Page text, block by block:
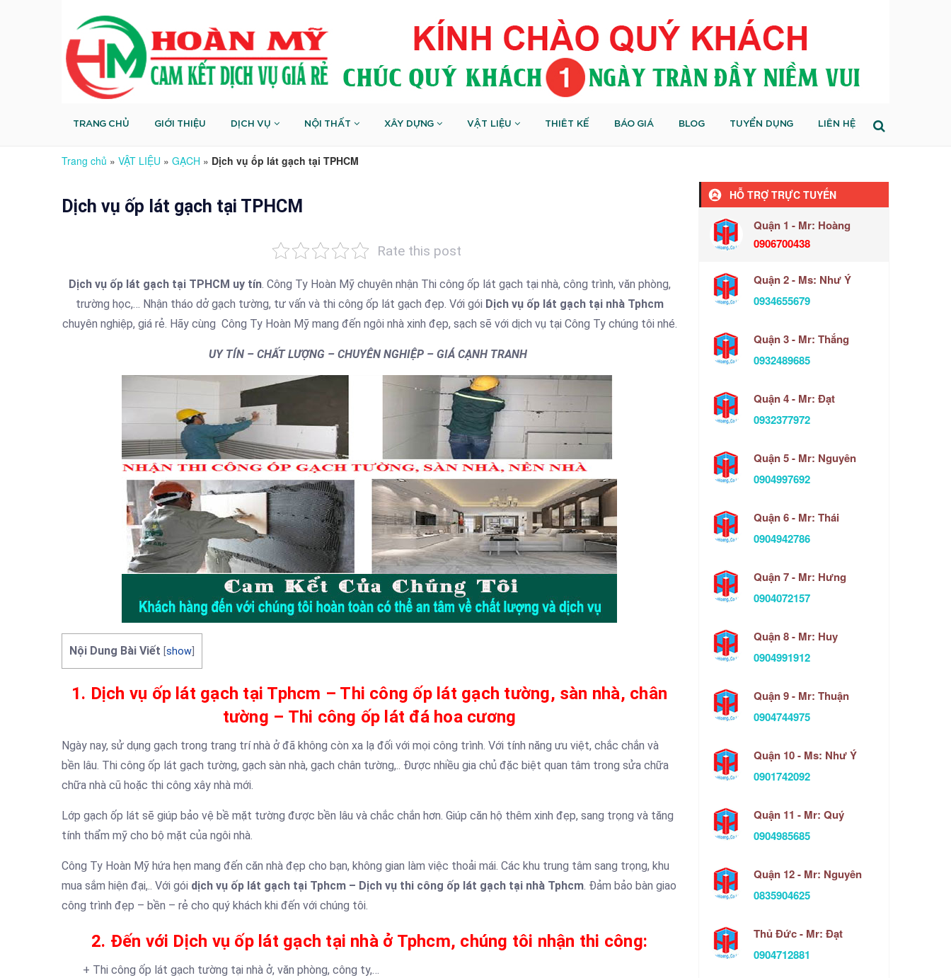
TRANG CHỦ GIỚI THIỆU DỊCH VỤ NỘI THẤT XÂY DỰNG VẬT LIỆU THIÊT KẾ BÁO GIÁ BLOG TUYỂN DỤNG LIÊN HỆ
Trang chủ » VẬT LIỆU » GẠCH » Dịch vụ ốp lát gạch tại TPHCM
Dịch vụ ốp lát gạch tại TPHCM
Rate this post
Dịch vụ ốp lát gạch tại TPHCM uy tín. Công Ty Hoàn Mỹ chuyên nhận Thi công ốp lát gạch tại nhà, công trình, văn phòng,
trường học,… Nhận tháo dở gạch tường, tư vấn và thi công ốp lát gạch đẹp. Với gói Dịch vụ ốp lát gạch tại nhà Tphcm
chuyên nghiệp, giá rẻ. Hãy cùng Công Ty Hoàn Mỹ mang đến ngôi nhà xinh đẹp, sạch sẽ với dịch vụ tại Công Ty chúng tôi nhé.
UY TÍN – CHẤT LƯỢNG – CHUYÊN NGHIỆP – GIÁ CẠNH TRANH
Nội Dung Bài Viết show
1. Dịch vụ ốp lát gạch tại Tphcm – Thi công ốp lát gạch tường, sàn nhà, chân
tường – Thi công ốp lát đá hoa cương
Ngày nay, sử dụng gạch trong trang trí nhà ở đã không còn xa lạ đối với mọi công trình. Với tính năng ưu việt, chắc chắn và
bền lâu. Thi công ốp lát gạch tường, gạch sàn nhà, gạch chân tường,.. Được nhiều gia chủ đặc biệt quan tâm trong sửa chữa
chữa nhà cũ hoặc thi công xây nhà mới.
Lớp gạch ốp lát sẽ giúp bảo vệ bề mặt tường được bền lâu và chắc chắn hơn. Giúp căn hộ thêm xinh đẹp, sang trọng và tăng
tính thẩm mỹ cho bộ mặt của ngôi nhà.
Công Ty Hoàn Mỹ hứa hẹn mang đến căn nhà đẹp cho bạn, không gian làm việc thoải mái. Các khu trung tâm sang trọng, khu
mua sắm hiện đại,.. Với gói dịch vụ ốp lát gạch tại Tphcm – Dịch vụ thi công ốp lát gạch tại nhà Tphcm. Đảm bảo bàn giao
công trình đẹp – bền – rẻ cho quý khách khi đến với chúng tôi.
2. Đến với Dịch vụ ốp lát gạch tại nhà ở Tphcm, chúng tôi nhận thi công:
+ Thi công ốp lát gạch tường tại nhà ở, văn phòng, công ty,…
HỖ TRỢ TRỰC TUYẾN
Quận 1 - Mr: Hoàng
0906700438
Quận 2 - Ms: Như Ý
0934655679
Quận 3 - Mr: Thắng
0932489685
Quận 4 - Mr: Đạt
0932377972
Quận 5 - Mr: Nguyên
0904997692
Quận 6 - Mr: Thái
0904942786
Quận 7 - Mr: Hưng
0904072157
Quận 8 - Mr: Huy
0904991912
Quận 9 - Mr: Thuận
0904744975
Quận 10 - Ms: Như Ý
0901742092
Quận 11 - Mr: Quý
0904985685
Quận 12 - Mr: Nguyên
0835904625
Thủ Đức - Mr: Đạt
0904712881